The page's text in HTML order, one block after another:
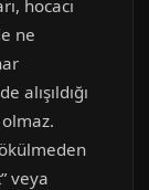
hocacı
ne
alışıldığı
veya